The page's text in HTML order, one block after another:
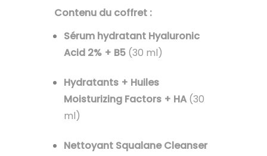
Contenu du coffret :
Sérum hydratant Hyaluronic
Acid 2% + B5 (30 ml)
Hydratants + Huiles
Moisturizing Factors + HA(30
ml)
Nettoyant Squalane Cleanser